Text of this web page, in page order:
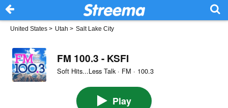
United States > Utah > Salt Lake City
FM 100.3 - KSFI
Soft Hits...Less Talk · FM · 100.3
Play